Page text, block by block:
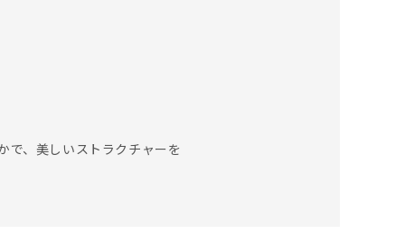
で、美しいストラクチャーを